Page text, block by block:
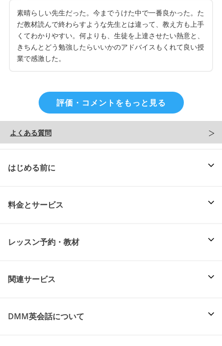
素晴らしい先生だった。今までうけた中で一番良かった。た
だ教材読んで終わらすような先生とは違って、教え方も上手
くてわかりやすい。何よりも、生徒を上達させたい熱意と、
きちんとどう勉強したらいいかのアドバイスもくれて良い授
業で感激した。
評価・コメントをもっと見る
よくある質問
はじめる前に
料金とサービス
レッスン予約・教材
関連サービス
DMM英会話について